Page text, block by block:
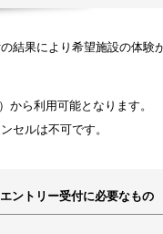
結果により希望施設の体験
から利用可能となります。
セルは不可です。
エントリー受付に必要なもの